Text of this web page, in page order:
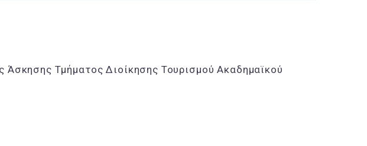
Τμήματος Διοίκησης Τουρισμού Ακαδημαϊκού